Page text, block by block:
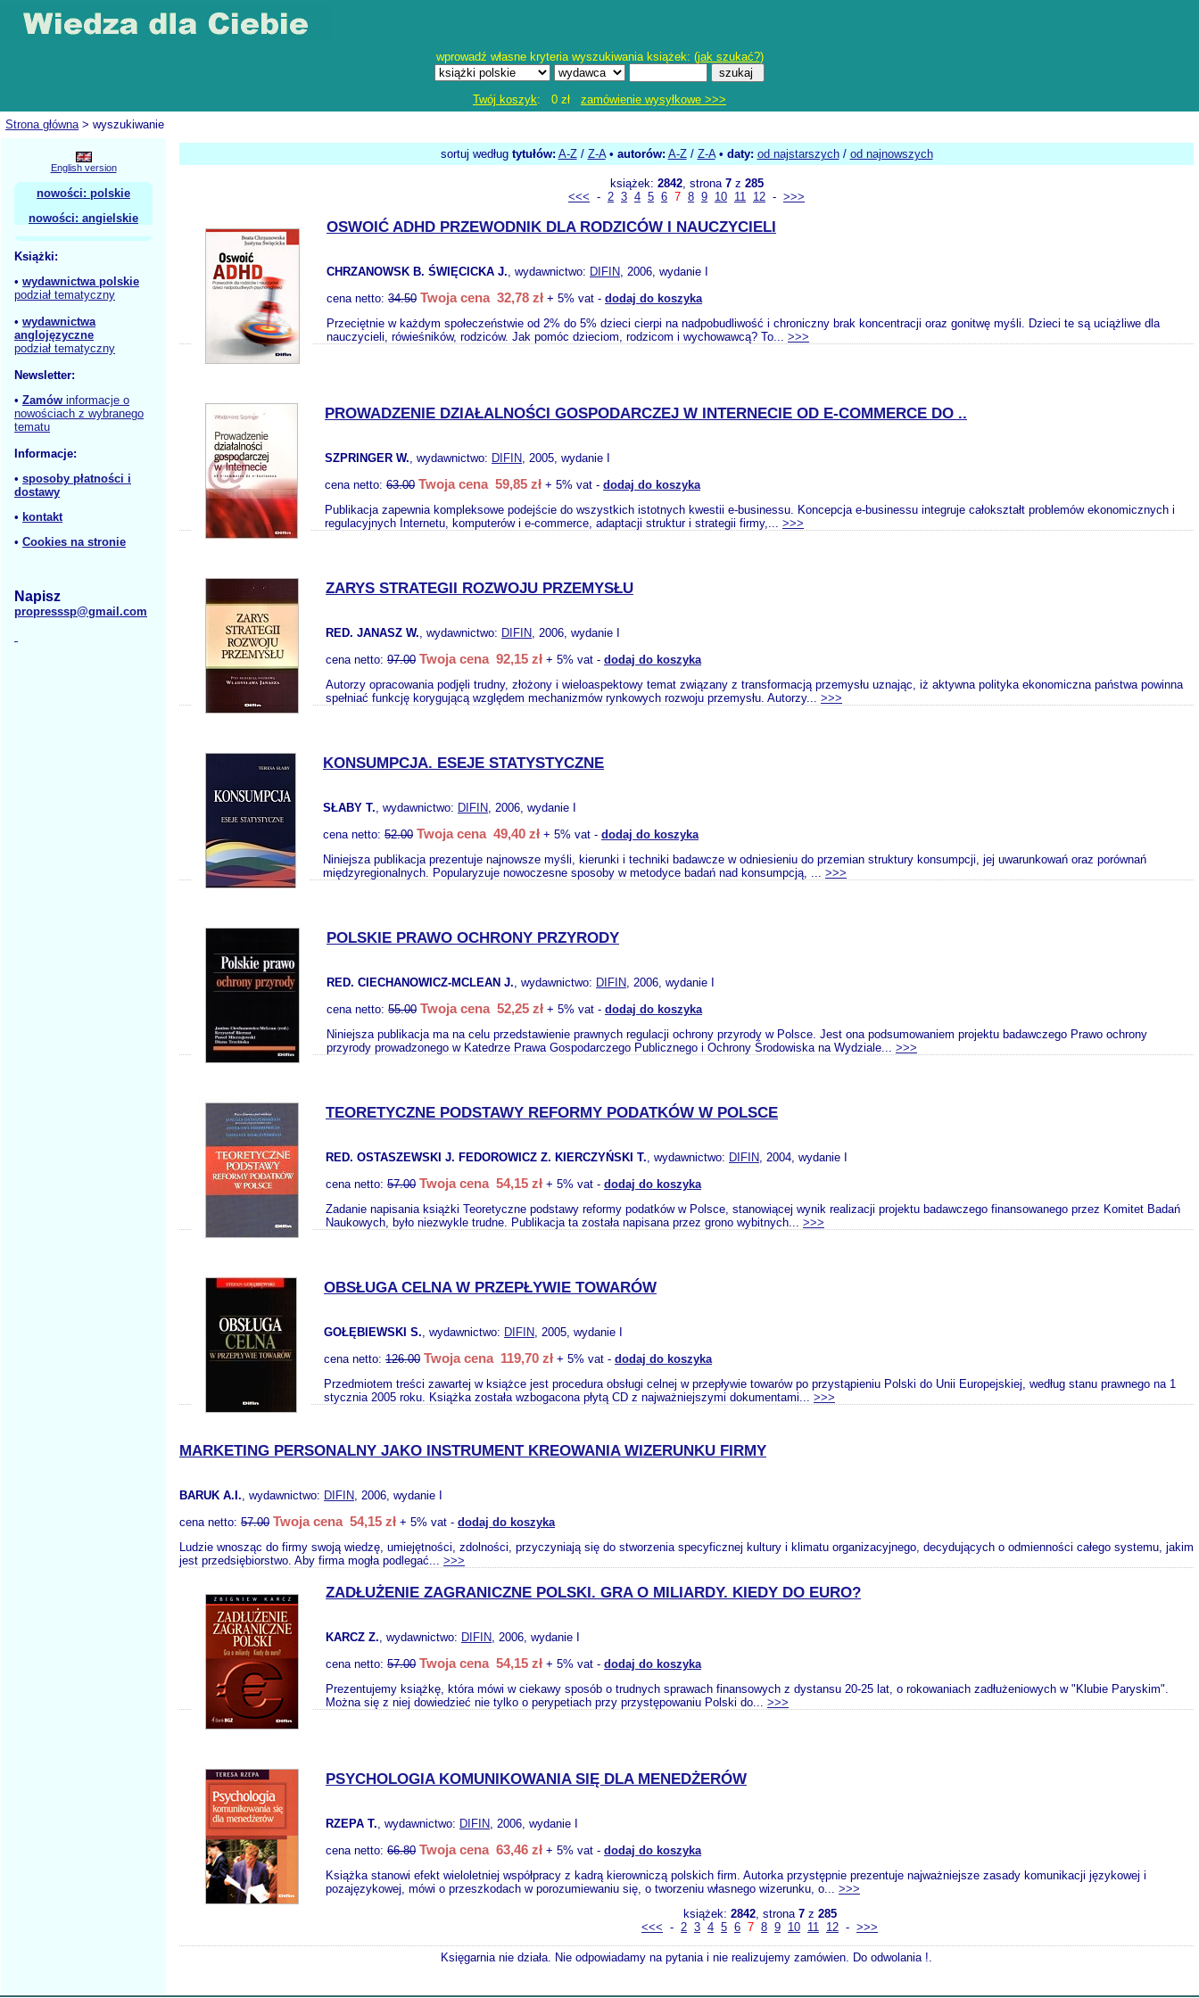
wprowadź własne kryteria wyszukiwania książek: (jak szukać?)
Twój koszyk: 0 zł zamówienie wysyłkowe >>>
Strona główna> wyszukiwanie
English version
nowości: polskie
nowości: angielskie
Książki:
• wydawnictwa polskie
podział tematyczny
• wydawnictwa
anglojęzyczne
podział tematyczny
Newsletter:
• Zamów informacje o
nowościach z wybranego
tematu
Informacje:
• sposoby płatności i
dostawy
• kontakt
• Cookies na stronie
Napisz
propresssp@gmail.com
sortuj według tytułów: A-Z/ Z-A• autorów: A-Z/ Z-A• daty: od najstarszych/ od najnowszych
książek: 2842, strona 7z 285
<<< - 2 3 4 5 6 7 8 9 10 11 12 - >>>
OSWOIĆ ADHD PRZEWODNIK DLA RODZICÓW I NAUCZYCIELI
CHRZANOWSK B. ŚWIĘCICKA J., wydawnictwo: DIFIN, 2006, wydanie I
cena netto: 34.50 Twoja cena 32,78 zł + 5% vat - dodaj do koszyka
Przeciętnie w każdym społeczeństwie od 2% do 5% dzieci cierpi na nadpobudliwość i chroniczny brak koncentracji oraz gonitwę myśli. Dzieci te są uciążliwe dla
nauczycieli, rówieśników, rodziców. Jak pomóc dzieciom, rodzicom i wychowawcą? To... >>>
PROWADZENIE DZIAŁALNOŚCI GOSPODARCZEJ W INTERNECIE OD E-COMMERCE DO ..
SZPRINGER W., wydawnictwo: DIFIN, 2005, wydanie I
cena netto: 63.00 Twoja cena 59,85 zł + 5% vat - dodaj do koszyka
Publikacja zapewnia kompleksowe podejście do wszystkich istotnych kwestii e-businessu. Koncepcja e-businessu integruje całokształt problemów ekonomicznych i
regulacyjnych Internetu, komputerów i e-commerce, adaptacji struktur i strategii firmy,... >>>
ZARYS STRATEGII ROZWOJU PRZEMYSŁU
RED. JANASZ W., wydawnictwo: DIFIN, 2006, wydanie I
cena netto: 97.00 Twoja cena 92,15 zł + 5% vat - dodaj do koszyka
Autorzy opracowania podjęli trudny, złożony i wieloaspektowy temat związany z transformacją przemysłu uznając, iż aktywna polityka ekonomiczna państwa powinna
spełniać funkcję korygującą względem mechanizmów rynkowych rozwoju przemysłu. Autorzy... >>>
KONSUMPCJA. ESEJE STATYSTYCZNE
SŁABY T., wydawnictwo: DIFIN, 2006, wydanie I
cena netto: 52.00 Twoja cena 49,40 zł + 5% vat - dodaj do koszyka
Niniejsza publikacja prezentuje najnowsze myśli, kierunki i techniki badawcze w odniesieniu do przemian struktury konsumpcji, jej uwarunkowań oraz porównań
międzyregionalnych. Popularyzuje nowoczesne sposoby w metodyce badań nad konsumpcją, ... >>>
POLSKIE PRAWO OCHRONY PRZYRODY
RED. CIECHANOWICZ-MCLEAN J., wydawnictwo: DIFIN, 2006, wydanie I
cena netto: 55.00 Twoja cena 52,25 zł + 5% vat - dodaj do koszyka
Niniejsza publikacja ma na celu przedstawienie prawnych regulacji ochrony przyrody w Polsce. Jest ona podsumowaniem projektu badawczego Prawo ochrony
przyrody prowadzonego w Katedrze Prawa Gospodarczego Publicznego i Ochrony Środowiska na Wydziale... >>>
TEORETYCZNE PODSTAWY REFORMY PODATKÓW W POLSCE
RED. OSTASZEWSKI J. FEDOROWICZ Z. KIERCZYŃSKI T., wydawnictwo: DIFIN, 2004, wydanie I
cena netto: 57.00 Twoja cena 54,15 zł + 5% vat - dodaj do koszyka
Zadanie napisania książki Teoretyczne podstawy reformy podatków w Polsce, stanowiącej wynik realizacji projektu badawczego finansowanego przez Komitet Badań
Naukowych, było niezwykle trudne. Publikacja ta została napisana przez grono wybitnych... >>>
OBSŁUGA CELNA W PRZEPŁYWIE TOWARÓW
GOŁĘBIEWSKI S., wydawnictwo: DIFIN, 2005, wydanie I
cena netto: 126.00 Twoja cena 119,70 zł + 5% vat - dodaj do koszyka
Przedmiotem treści zawartej w książce jest procedura obsługi celnej w przepływie towarów po przystąpieniu Polski do Unii Europejskiej, według stanu prawnego na 1
stycznia 2005 roku. Książka została wzbogacona płytą CD z najważniejszymi dokumentami... >>>
MARKETING PERSONALNY JAKO INSTRUMENT KREOWANIA WIZERUNKU FIRMY
BARUK A.I., wydawnictwo: DIFIN, 2006, wydanie I
cena netto: 57.00 Twoja cena 54,15 zł + 5% vat - dodaj do koszyka
Ludzie wnosząc do firmy swoją wiedzę, umiejętności, zdolności, przyczyniają się do stworzenia specyficznej kultury i klimatu organizacyjnego, decydujących o odmienności całego systemu, jakim
jest przedsiębiorstwo. Aby firma mogła podlegać... >>>
ZADŁUŻENIE ZAGRANICZNE POLSKI. GRA O MILIARDY. KIEDY DO EURO?
KARCZ Z., wydawnictwo: DIFIN, 2006, wydanie I
cena netto: 57.00 Twoja cena 54,15 zł + 5% vat - dodaj do koszyka
Prezentujemy książkę, która mówi w ciekawy sposób o trudnych sprawach finansowych z dystansu 20-25 lat, o rokowaniach zadłużeniowych w "Klubie Paryskim".
Można się z niej dowiedzieć nie tylko o perypetiach przy przystępowaniu Polski do... >>>
PSYCHOLOGIA KOMUNIKOWANIA SIĘ DLA MENEDŻERÓW
RZEPA T., wydawnictwo: DIFIN, 2006, wydanie I
cena netto: 66.80 Twoja cena 63,46 zł + 5% vat - dodaj do koszyka
Książka stanowi efekt wieloletniej współpracy z kadrą kierowniczą polskich firm. Autorka przystępnie prezentuje najważniejsze zasady komunikacji językowej i
pozajęzykowej, mówi o przeszkodach w porozumiewaniu się, o tworzeniu własnego wizerunku, o... >>>
książek: 2842, strona 7z 285
<<< - 2 3 4 5 6 7 8 9 10 11 12 - >>>
Księgarnia nie działa. Nie odpowiadamy na pytania i nie realizujemy zamówien. Do odwolania !.